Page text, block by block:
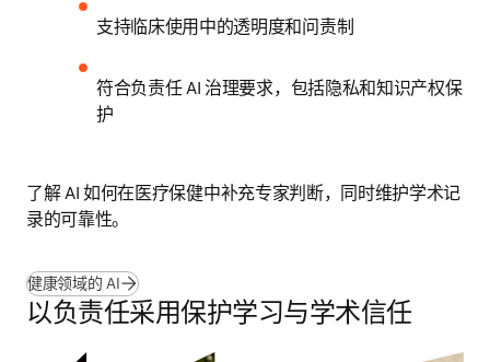
支持临床使用中的透明度和问责制
符合负责任 AI 治理要求，包括隐私和知识产权保
护
了解 AI 如何在医疗保健中补充专家判断，同时维护学术记
录的可靠性。
健康领域的 AI
以负责任采用保护学习与学术信任